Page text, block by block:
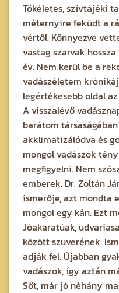
Tökéletes, szívtájéki
méternyire feküdt a
vértől. Könnyezve
vastag szarvak
év. Nem kerül be a
vadászéletem
legértékesebb oldal
A visszalévő
barátom
akklimatizálódva és
mongol vadászok
megfigyelni. Nem
emberek. Dr. Zoltán
ismerője, azt mondta
mongol egy kán. Ezt
Jóakaratúak,
között szuverének.
adják fel. Újabban
vadászok, így aztán
Sőt, már jó néhány